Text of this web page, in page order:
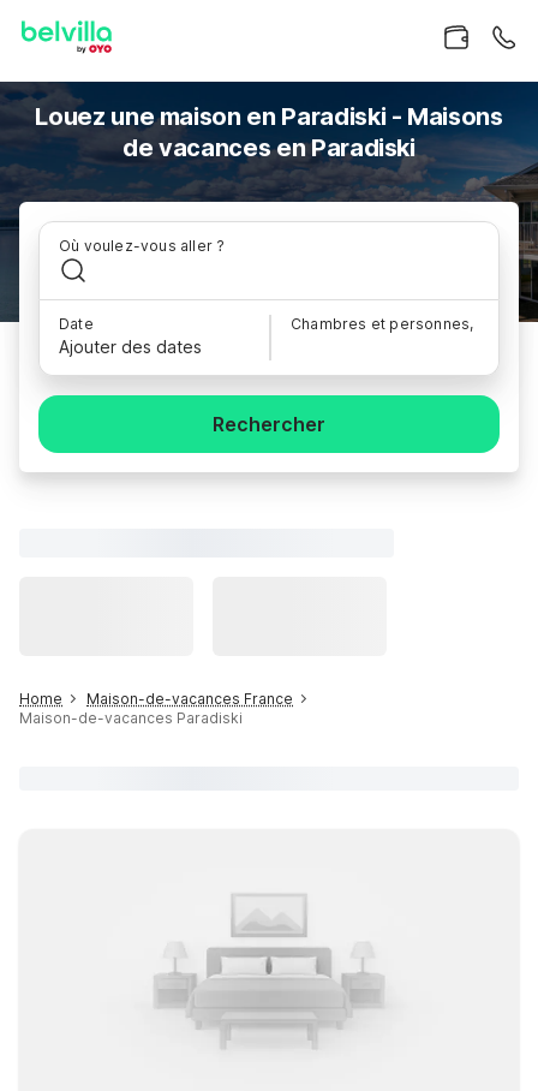
Louez une maison en Paradiski - Maisons
de vacances en Paradiski
Où voulez-vous aller ?
Date
Ajouter des dates
Chambres et personnes,
Rechercher
Home
Maison-de-vacances France
Maison-de-vacances Paradiski